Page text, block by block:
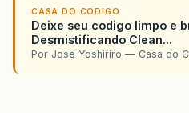
CASA DO CODIGO
Deixe seu codigo limpo e
Desmistificando Clean...
Por Jose Yoshiriro — Casa do